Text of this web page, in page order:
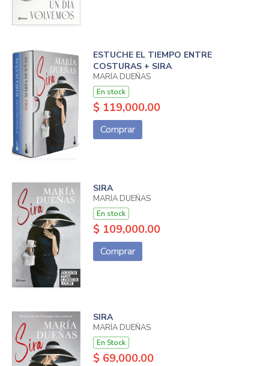
ESTUCHE EL TIEMPO ENTRE
COSTURAS + SIRA
MARÍA DUEÑAS
En stock
$ 119,000.00
Comprar
SIRA
MARÍA DUEÑAS
En stock
$ 109,000.00
Comprar
SIRA
MARÍA DUEÑAS
En Stock
$ 69,000.00